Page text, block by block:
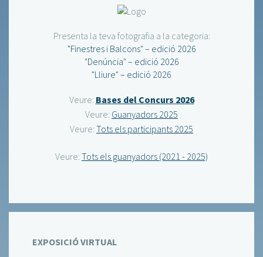
Presenta la teva fotografia a la categoria:
"Finestres i Balcons" – edició 2026
"Denúncia" – edició 2026
"Lliure" – edició 2026
Veure: Bases del Concurs 2026
Veure: Guanyadors 2025
Veure: Tots els participants 2025
Veure: Tots els guanyadors (2021 - 2025)
EXPOSICIÓ VIRTUAL